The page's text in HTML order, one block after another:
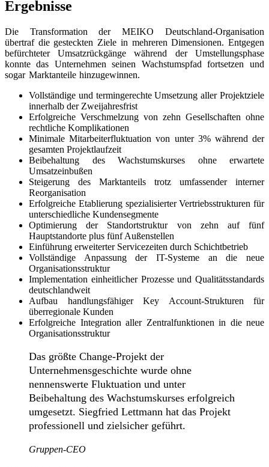
Ergebnisse
Die Transformation der MEIKO Deutschland-Organisation
übertraf die gesteckten Ziele in mehreren Dimensionen. Entgegen
befürchteter Umsatzrückgänge während der Umstellungsphase
konnte das Unternehmen seinen Wachstumspfad fortsetzen und
sogar Marktanteile hinzugewinnen.
Vollständige und termingerechte Umsetzung aller Projektziele
innerhalb der Zweijahresfrist
Erfolgreiche Verschmelzung von zehn Gesellschaften ohne
rechtliche Komplikationen
Minimale Mitarbeiterfluktuation von unter 3% während der
gesamten Projektlaufzeit
Beibehaltung des Wachstumskurses ohne erwartete
Umsatzeinbußen
Steigerung des Marktanteils trotz umfassender interner
Reorganisation
Erfolgreiche Etablierung spezialisierter Vertriebsstrukturen für
unterschiedliche Kundensegmente
Optimierung der Standortstruktur von zehn auf fünf
Hauptstandorte plus fünf Außenstellen
Einführung erweiterter Servicezeiten durch Schichtbetrieb
Vollständige Anpassung der IT-Systeme an die neue
Organisationsstruktur
Implementation einheitlicher Prozesse und Qualitätsstandards
deutschlandweit
Aufbau handlungsfähiger Key Account-Strukturen für
überregionale Kunden
Erfolgreiche Integration aller Zentralfunktionen in die neue
Organisationsstruktur
Das größte Change-Projekt der
Unternehmensgeschichte wurde ohne
nennenswerte Fluktuation und unter
Beibehaltung des Wachstumskurses erfolgreich
umgesetzt. Siegfried Lettmann hat das Projekt
professionell und zielsicher geführt.
Gruppen-CEO